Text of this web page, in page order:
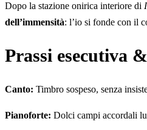
Dopo la stazione onirica interiore di
dell’immensità: l’io si fonde con il
Prassi esecutiva
Canto: Timbro sospeso, senza
Pianoforte: Dolci campi accordali